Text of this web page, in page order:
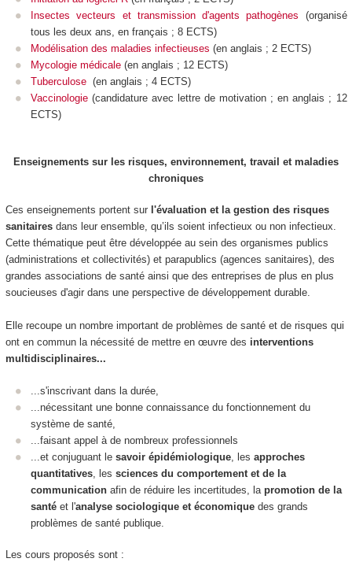
Insectes vecteurs et transmission d'agents pathogènes
(organisé
tous les deux ans, en français ; 8 ECTS)
Modélisation des maladies infectieuses (en anglais ; 2 ECTS)
Mycologie médicale (en anglais ; 12 ECTS)
Tuberculose (en anglais ; 4 ECTS)
Vaccinologie (candidature avec lettre de motivation ; en anglais ; 12
ECTS)
Enseignements sur les risques, environnement, travail et maladies
chroniques
Ces enseignements portent sur l'évaluation et la gestion des risques
sanitairesdans leur ensemble, qu’ils soient infectieux ou non infectieux.
Cette thématique peut être développée au sein des organismes publics
(administrations et collectivités) et parapublics (agences sanitaires), des
grandes associations de santé ainsi que des entreprises de plus en plus
soucieuses d'agir dans une perspective de développement durable.
Elle recoupe un nombre important de problèmes de santé et de risques qui
ont en commun la nécessité de mettre en œuvre des interventions
multidisciplinaires...
...s'inscrivant dans la durée,
...nécessitant une bonne connaissance du fonctionnement du
système de santé,
...faisant appel à de nombreux professionnels
...et conjuguant le savoir épidémiologique , les approches
quantitatives , les sciences du comportement et de la
communication afin de réduire les incertitudes, la promotion de la
santé et l'analyse sociologique et économique des grands
problèmes de santé publique.
Les cours proposés sont :